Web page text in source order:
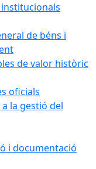
institucionals
de béns i
de valor històric
oficials
la gestió del
i documentació